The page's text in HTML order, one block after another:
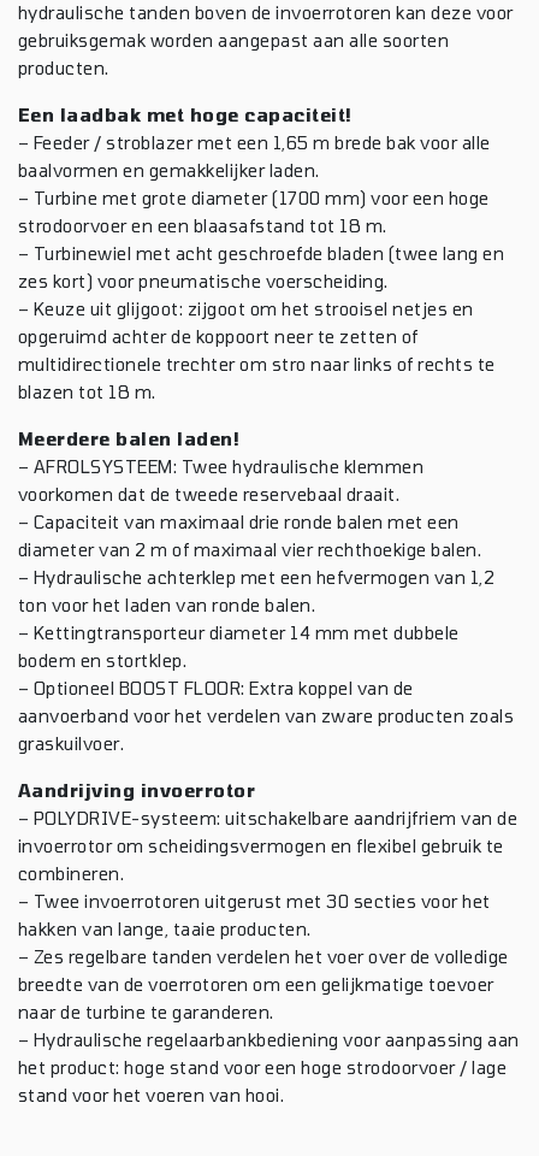
hydraulische tanden boven de invoerrotoren kan deze voor
gebruiksgemak worden aangepast aan alle soorten
producten.
Een laadbak met hoge capaciteit!
– Feeder / stroblazer met een 1,65 m brede bak voor alle
baalvormen en gemakkelijker laden.
– Turbine met grote diameter (1700 mm) voor een hoge
strodoorvoer en een blaasafstand tot 18 m.
– Turbinewiel met acht geschroefde bladen (twee lang en
zes kort) voor pneumatische voerscheiding.
– Keuze uit glijgoot: zijgoot om het strooisel netjes en
opgeruimd achter de koppoort neer te zetten of
multidirectionele trechter om stro naar links of rechts te
blazen tot 18 m.
Meerdere balen laden!
– AFROLSYSTEEM: Twee hydraulische klemmen
voorkomen dat de tweede reservebaal draait.
– Capaciteit van maximaal drie ronde balen met een
diameter van 2 m of maximaal vier rechthoekige balen.
– Hydraulische achterklep met een hefvermogen van 1,2
ton voor het laden van ronde balen.
– Kettingtransporteur diameter 14 mm met dubbele
bodem en stortklep.
– Optioneel BOOST FLOOR: Extra koppel van de
aanvoerband voor het verdelen van zware producten zoals
graskuilvoer.
Aandrijving invoerrotor
– POLYDRIVE-systeem: uitschakelbare aandrijfriem van de
invoerrotor om scheidingsvermogen en flexibel gebruik te
combineren.
– Twee invoerrotoren uitgerust met 30 secties voor het
hakken van lange, taaie producten.
– Zes regelbare tanden verdelen het voer over de volledige
breedte van de voerrotoren om een ​​gelijkmatige toevoer
naar de turbine te garanderen.
– Hydraulische regelaarbankbediening voor aanpassing aan
het product: hoge stand voor een hoge strodoorvoer / lage
stand voor het voeren van hooi.